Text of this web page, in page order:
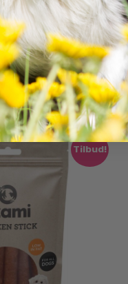
Tilbud!